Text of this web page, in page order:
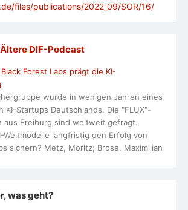
files/publications/2022_09/SOR/16/
Ältere DlF-Podcast
Forest Labs prägt die KI-
wurde in wenigen Jahren eines
KI-Startups Deutschlands. Die "FLUX"-
aus Freiburg sind weltweit gefragt.
Weltmodelle langfristig den Erfolg von
sichern? Metz, Moritz; Brose, Maximilian
was geht?